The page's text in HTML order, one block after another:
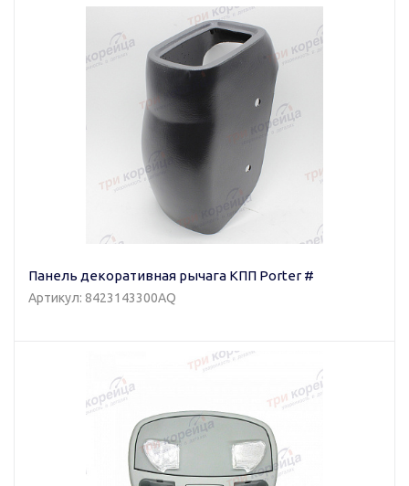
Панель декоративная рычага КПП Porter #
Артикул: 8423143300AQ